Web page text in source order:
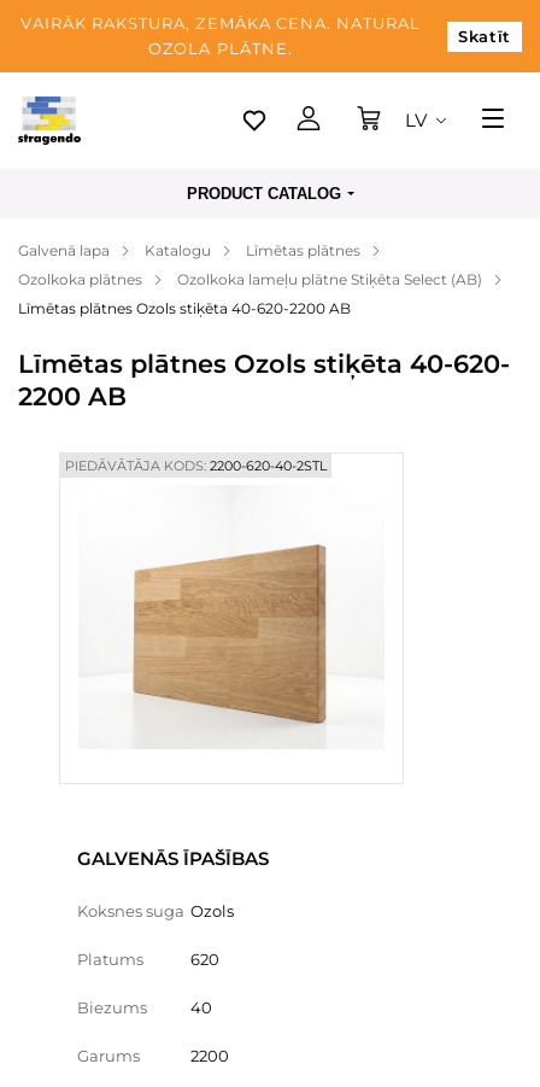
VAIRĀK RAKSTURA, ZEMĀKA CENA. NATURAL
OZOLA PLĀTNE.
Skatīt
Tallina
Apmaksa
Par mums
Blogs
Kontaktinformācija
LV
PRODUCT CATALOG
Galvenā lapa Katalogu
Līmētas plātnes
Ozolkoka plātnes
Ozolkoka lameļu plātne Stiķēta Select (AB)
Līmētas plātnes Ozols stiķēta 40-620-2200 AB
Līmētas plātnes Ozols stiķēta 40-620-
2200 AB
PIEDĀVĀTĀJA KODS:2200-620-40-2STL
GALVENĀS ĪPAŠĪBAS
Koksnes suga Ozols
Platums 620
Biezums 40
Garums 2200